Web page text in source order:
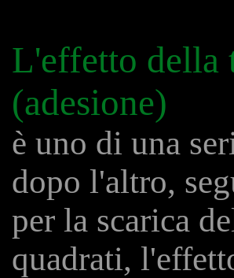
L'effetto della
(adesione)
è uno di una
dopo l'altro,
per la scarica
quadrati,